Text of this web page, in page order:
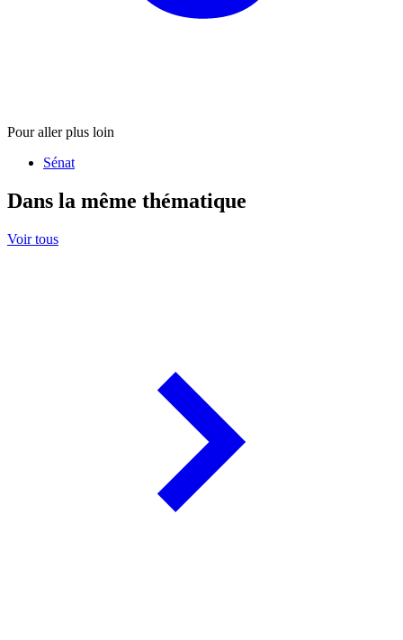
Pour aller plus loin
Sénat
Dans la même thématique
Voir tous